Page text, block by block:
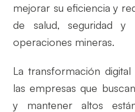
mejorar su eficiencia y
de salud, seguridad y
operaciones mineras.
La transformación
las empresas que
y mantener altos